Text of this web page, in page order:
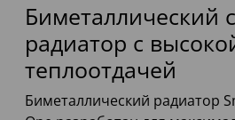
Биметаллический
радиатор с
теплоотдачей
Биметаллический радиатор